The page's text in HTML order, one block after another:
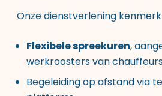
Onze dienstverlening
Flexibele spreekuren,
werkroosters van
Begeleiding op afstand via